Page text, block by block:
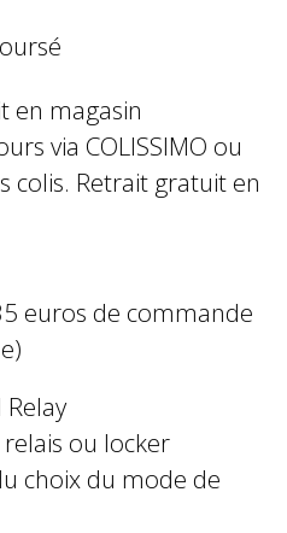
en magasin
via COLISSIMO ou
colis. Retrait gratuit en
euros de commande
ou locker
choix du mode de